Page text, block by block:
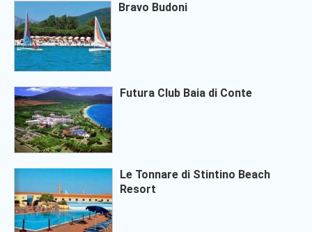
Bravo Budoni
Futura Club Baia di Conte
Le Tonnare di Stintino Beach
Resort